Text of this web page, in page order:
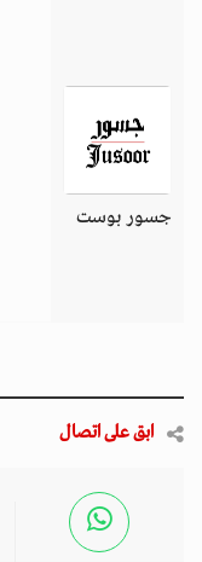
جسور بوست
ابق على اتصال